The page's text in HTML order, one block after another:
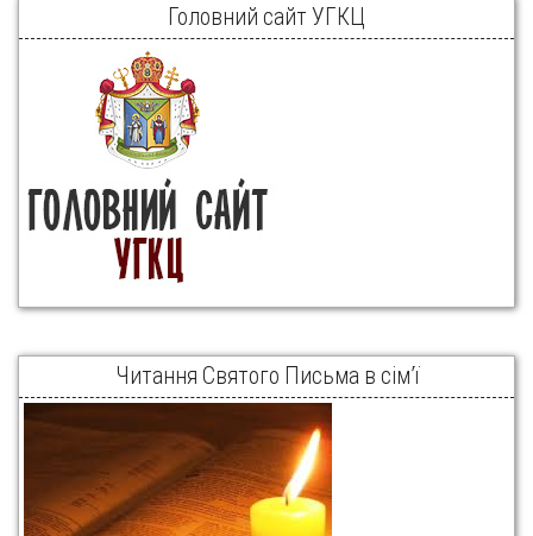
Головний сайт УГКЦ
Читання Святого Письма в сім’ї